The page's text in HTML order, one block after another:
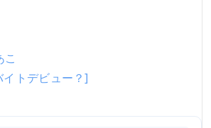
こ
トデビュー？]